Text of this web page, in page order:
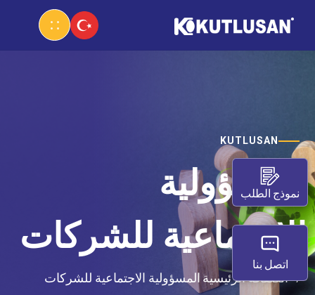
KUTLUSAN
المسؤولية
الاجتماعية للشركات
الصفحة الرئيسيةالمسؤولية الاجتماعية للشركات
نموذج الطلب
اتصل بنا